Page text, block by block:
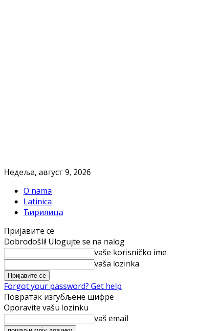
Недеља, август 9, 2026
O nama
Latinica
Ћирилица
Пријавите се
Dobrodošli! Ulogujte se na nalog
vaše korisničko ime
vaša lozinka
Forgot your password? Get help
Повратак изгубљене шифре
Oporavite vašu lozinku
vaš email